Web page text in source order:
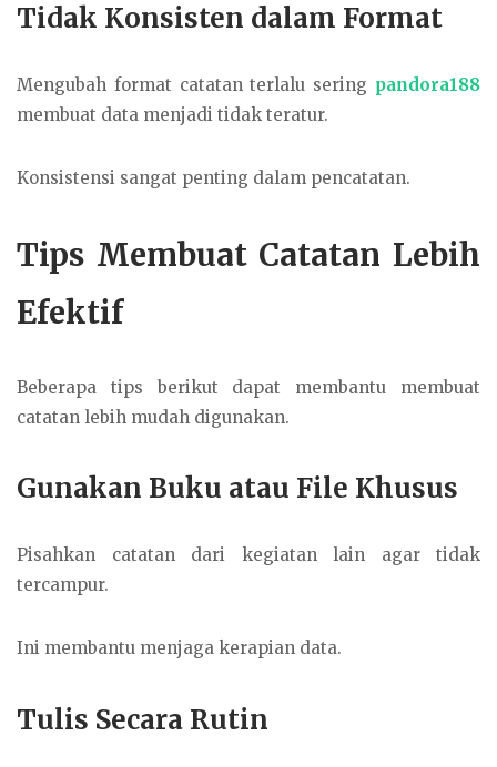
Tidak Konsisten dalam Format
Mengubah format catatan terlalu sering pandora188
membuat data menjadi tidak teratur.
Konsistensi sangat penting dalam pencatatan.
Tips Membuat Catatan Lebih
Efektif
Beberapa tips berikut dapat membantu membuat
catatan lebih mudah digunakan.
Gunakan Buku atau File Khusus
Pisahkan catatan dari kegiatan lain agar tidak
tercampur.
Ini membantu menjaga kerapian data.
Tulis Secara Rutin